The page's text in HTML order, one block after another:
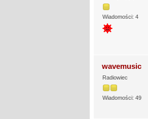
Wiadomości: 4
wavemusic
Radiowiec
Wiadomości: 49